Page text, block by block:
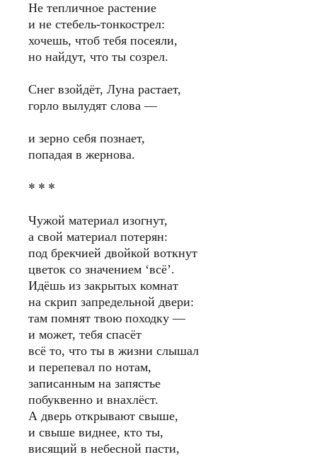
Не тепличное растение
и не стебель-тонкострел:
хочешь, чтоб тебя посеяли,
но найдут, что ты созрел.
Снег взойдёт, Луна растает,
горло вылудят слова —
и зерно себя познает,
попадая в жернова.
* * *
Чужой материал изогнут,
а свой материал потерян:
под брекчией двойкой воткнут
цветок со значением ‘всë’.
Идëшь из закрытых комнат
на скрип запредельной двери:
там помнят твою походку —
и может, тебя спасёт
всё то, что ты в жизни слышал
и перепевал по нотам,
записанным на запястье
побуквенно и внахлëст.
А дверь открывают свыше,
и свыше виднее, кто ты,
висящий в небесной пасти,